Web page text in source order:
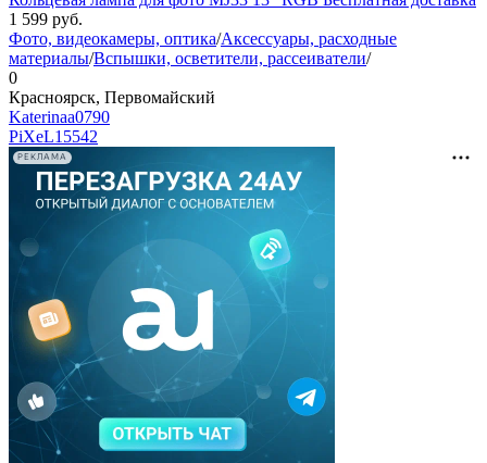
1 599 руб.
Фото, видеокамеры, оптика/Аксессуары, расходные
материалы/Вспышки, осветители, рассеиватели/
0
Красноярск, Первомайский
Katerinaa0790
PiXeL15542
РЕКЛАМА